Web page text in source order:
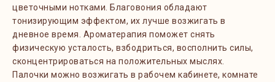
цветочными нотками. Благовония обладают
тонизирующим эффектом, их лучше возжигать в
дневное время. Ароматерапия поможет снять
физическую усталость, взбодриться, восполнить силы,
сконцентрироваться на положительных мыслях.
Палочки можно возжигать в рабочем кабинете, комнате